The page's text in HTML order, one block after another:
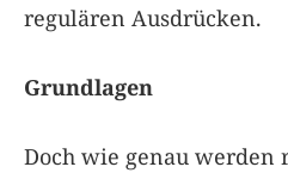
regulären Ausdrücken.
Grundlagen
Doch wie genau werden